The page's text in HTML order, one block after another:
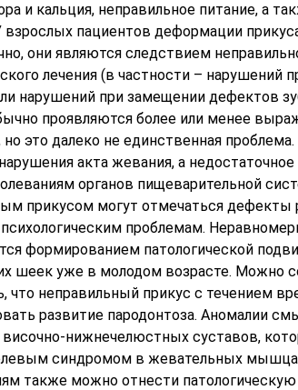
и кальция, неправильное питание, а
взрослых пациентов деформации
они являются следствием
лечения (в частности – нарушений
нарушений при замещении дефектов
проявляются более или менее
это далеко не единственная
акта жевания, а
органов пищеварительной
прикусом могут отмечаться дефекты
проблемам.
формированием патологической
шеек уже в молодом возрасте. Можно
что неправильный прикус с течением
развитие пародонтоза. Аномалии
височно-нижнечелюстных суставов,
синдромом в жевательных
также можно отнести